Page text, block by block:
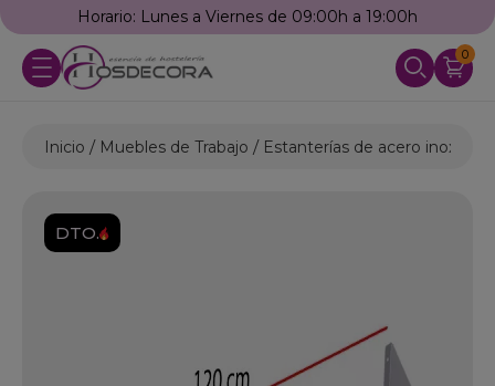
Horario: Lunes a Viernes de 09:00h a 19:00h
0
Inicio Muebles de Trabajo Estanterías de acero
DTO.